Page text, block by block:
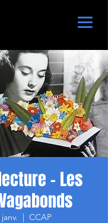
- Les
  |
CCAP